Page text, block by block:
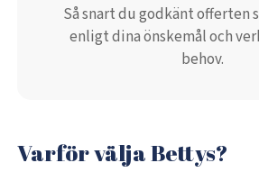
Så snart du godkänt offerten
enligt dina önskemål och
behov.
Varför välja Bettys?